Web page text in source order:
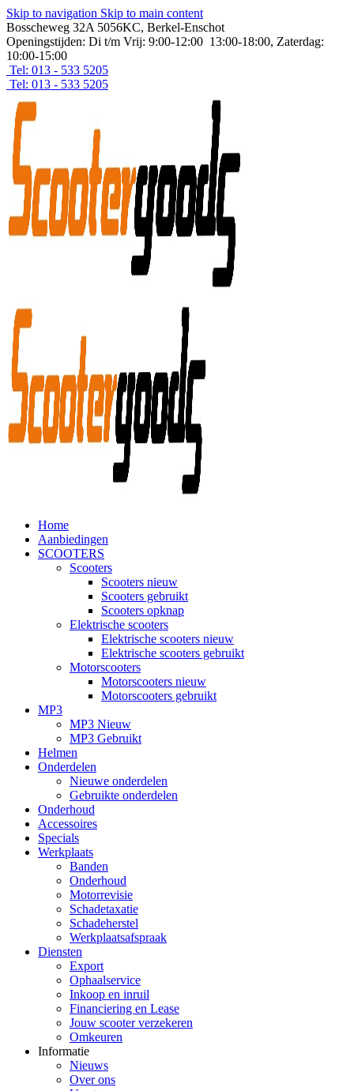
Skip to navigation Skip to main content
Bosscheweg 32A 5056KC, Berkel-Enschot
Openingstijden: Di t/m Vrij: 9:00-12:00 13:00-18:00, Zaterdag:
10:00-15:00
Tel: 013 - 533 5205
Tel: 013 - 533 5205
Home
Aanbiedingen
SCOOTERS
Scooters
Scooters nieuw
Scooters gebruikt
Scooters opknap
Elektrische scooters
Elektrische scooters nieuw
Elektrische scooters gebruikt
Motorscooters
Motorscooters nieuw
Motorscooters gebruikt
MP3
MP3 Nieuw
MP3 Gebruikt
Helmen
Onderdelen
Nieuwe onderdelen
Gebruikte onderdelen
Onderhoud
Accessoires
Specials
Werkplaats
Banden
Onderhoud
Motorrevisie
Schadetaxatie
Schadeherstel
Werkplaatsafspraak
Diensten
Export
Ophaalservice
Inkoop en inruil
Financiering en Lease
Jouw scooter verzekeren
Omkeuren
Informatie
Nieuws
Over ons